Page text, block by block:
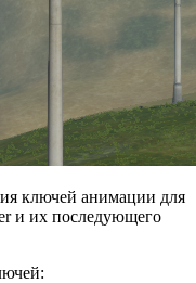
ключей анимации для
и их последующего